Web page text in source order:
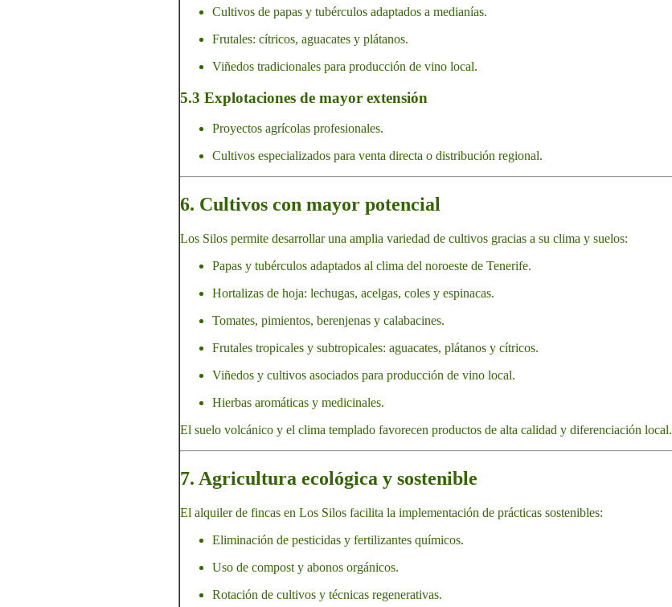
Cultivos de papas y tubérculos adaptados a medianías.
Frutales: cítricos, aguacates y plátanos.
Viñedos tradicionales para producción de vino local.
5.3 Explotaciones de mayor extensión
Proyectos agrícolas profesionales.
Cultivos especializados para venta directa o distribución regional.
6. Cultivos con mayor potencial
Los Silos permite desarrollar una amplia variedad de cultivos gracias a su clima y suelos:
Papas y tubérculos adaptados al clima del noroeste de Tenerife.
Hortalizas de hoja: lechugas, acelgas, coles y espinacas.
Tomates, pimientos, berenjenas y calabacines.
Frutales tropicales y subtropicales: aguacates, plátanos y cítricos.
Viñedos y cultivos asociados para producción de vino local.
Hierbas aromáticas y medicinales.
El suelo volcánico y el clima templado favorecen productos de alta calidad y diferenciación local.
7. Agricultura ecológica y sostenible
El alquiler de fincas en Los Silos facilita la implementación de prácticas sostenibles:
Eliminación de pesticidas y fertilizantes químicos.
Uso de compost y abonos orgánicos.
Rotación de cultivos y técnicas regenerativas.